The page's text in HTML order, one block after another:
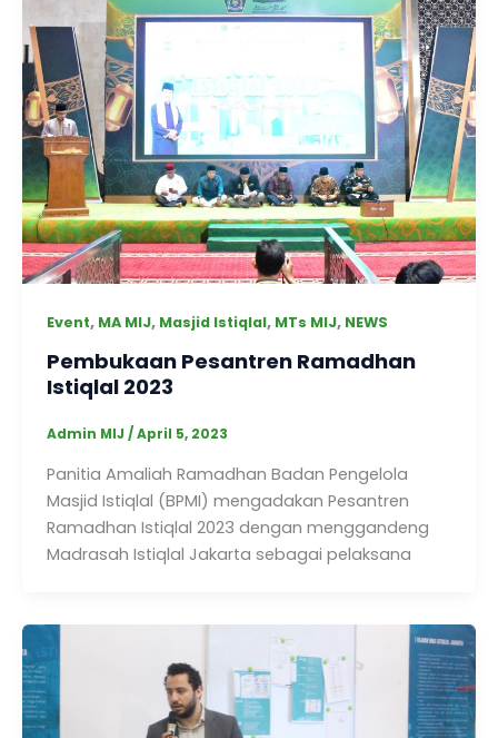
Event, MA MIJ, Masjid Istiqlal, MTs MIJ, NEWS
Pembukaan Pesantren Ramadhan
Istiqlal 2023
Admin MIJ /April 5, 2023
Panitia Amaliah Ramadhan Badan Pengelola
Masjid Istiqlal (BPMI) mengadakan Pesantren
Ramadhan Istiqlal 2023 dengan menggandeng
Madrasah Istiqlal Jakarta sebagai pelaksana